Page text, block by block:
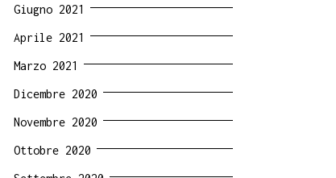
Giugno 2021
Aprile 2021
Marzo 2021
Dicembre 2020
Novembre 2020
Ottobre 2020